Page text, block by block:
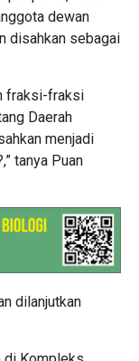
dewan
disahkan sebagai
fraksi-fraksi
Daerah
menjadi
tanya Puan
dilanjutkan